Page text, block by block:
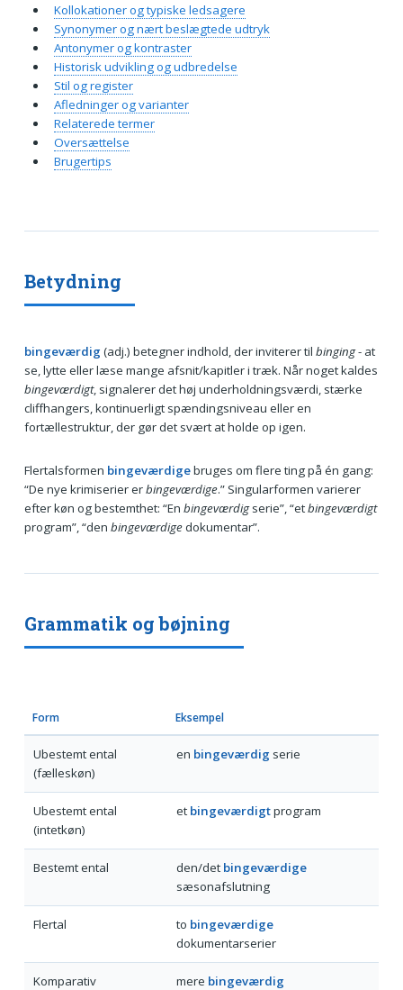
Betydning
bingeværdig (adj.) betegner indhold, der inviterer til binging- at
se, lytte eller læse mange afsnit/kapitler i træk. Når noget kaldes
bingeværdigt, signalerer det høj underholdningsværdi, stærke
cliffhangers, kontinuerligt spændingsniveau eller en
fortællestruktur, der gør det svært at holde op igen.
Flertalsformen bingeværdigebruges om flere ting på én gang:
“De nye krimiserier erbingeværdige.” Singularformen varierer
efter køn og bestemthet: “En bingeværdigserie”, “etbingeværdigt
program”, “den bingeværdigedokumentar”.
Grammatik og bøjning
Form Eksempel
Ubestemt ental
(fælleskøn)
en bingeværdig serie
Ubestemt ental
(intetkøn)
et bingeværdigtprogram
Bestemt ental den/det bingeværdige
sæsonafslutning
Flertal to bingeværdige
dokumentarserier
Komparativ mere bingeværdig
Kollokationer og typiske ledsagere
Synonymer og nært beslægtede udtryk
Antonymer og kontraster
Historisk udvikling og udbredelse
Stil og register
Afledninger og varianter
Relaterede termer
Oversættelse
Brugertips